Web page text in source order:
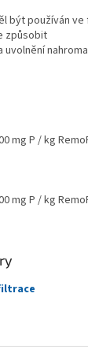
být používán
způsobit
mg P / kg
mg P / kg